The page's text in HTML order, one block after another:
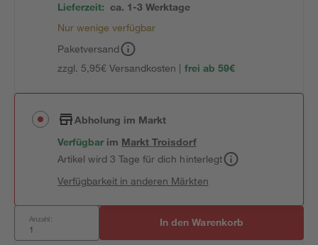
Lieferzeit: ca. 1-3 Werktage
Nur wenige verfügbar
Paketversand
zzgl. 5,95€ Versandkosten | frei ab 59€
Abholung im Markt
Verfügbar im MarktTroisdorf
Artikel wird 3 Tage für dich hinterlegt
Verfügbarkeit in anderen Märkten
Anzahl: In den Warenkorb